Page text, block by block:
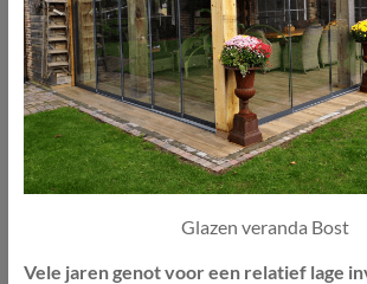
Glazen veranda Bost
Vele jaren genot voor een relatief lage